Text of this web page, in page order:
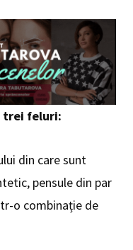
trei feluri:
din care sunt
pensule din par
o combinație de